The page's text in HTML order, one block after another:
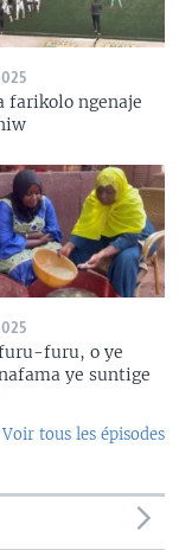
farikolo ngenaje
furu, o ye
ye suntige
Voir tous les épisodes